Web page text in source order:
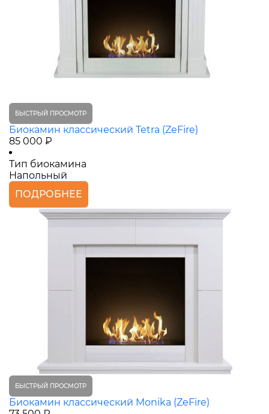
БЫСТРЫЙ ПРОСМОТР
Биокамин классический Tetra (ZeFire)
85 000 ₽
Тип биокамина
Напольный
ПОДРОБНЕЕ
БЫСТРЫЙ ПРОСМОТР
Биокамин классический Monika (ZeFire)